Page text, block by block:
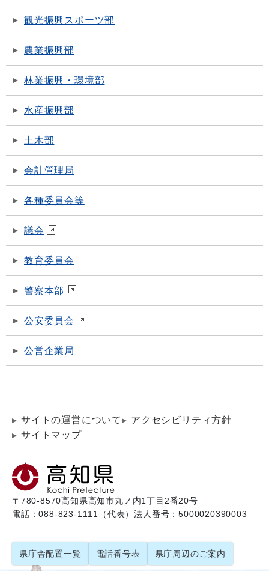
観光振興スポーツ部
農業振興部
林業振興・環境部
水産振興部
土木部
会計管理局
各種委員会等
議会
教育委員会
警察本部
公安委員会
公営企業局
サイトの運営について
アクセシビリティ方針
サイトマップ
〒780-8570高知県高知市丸ノ内1丁目2番20号
電話：088-823-1111（代表）法人番号：5000020390003
県庁舎配置一覧 電話番号表 県庁周辺のご案内